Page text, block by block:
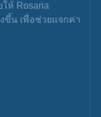
ห้ Rosaria
ขึ้น เพื่อช่วยแจกค่า